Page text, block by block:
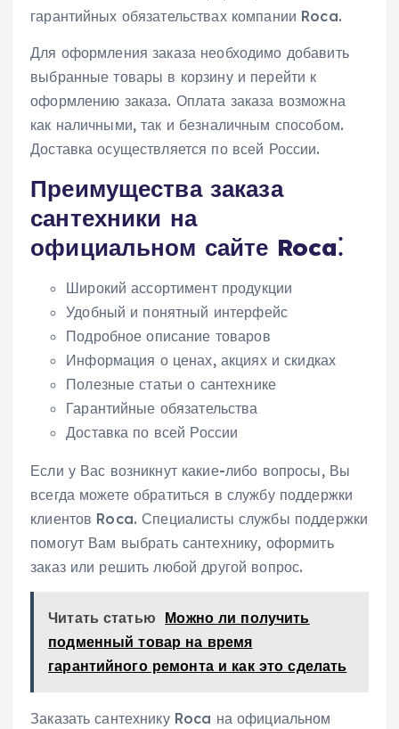
гарантийных обязательствах компании Roca.
Для оформления заказа необходимо добавить
выбранные товары в корзину и перейти к
оформлению заказа. Оплата заказа возможна
как наличными, так и безналичным способом.
Доставка осуществляется по всей России.
Преимущества заказа
сантехники на
официальном сайте Roca⁚
Широкий ассортимент продукции
Удобный и понятный интерфейс
Подробное описание товаров
Информация о ценах, акциях и скидках
Полезные статьи о сантехнике
Гарантийные обязательства
Доставка по всей России
Если у Вас возникнут какие-либо вопросы, Вы
всегда можете обратиться в службу поддержки
клиентов Roca. Специалисты службы поддержки
помогут Вам выбрать сантехнику, оформить
заказ или решить любой другой вопрос.
Читать статью Можно ли получить
подменный товар на время
гарантийного ремонта и как это сделать
Заказать сантехнику Roca на официальном